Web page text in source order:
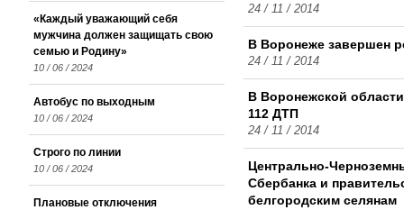
24 / 11 / 2014
В Воронеже завершен
24 / 11 / 2014
В Воронежской
112 ДТП
24 / 11 / 2014
Центрально-
Сбербанка и
белгородским селянам
«Каждый уважающий себя
мужчина должен защищать свою
семью и Родину»
10 / 06 / 2024
Автобус по выходным
10 / 06 / 2024
Строго по линии
10 / 06 / 2024
Плановые отключения